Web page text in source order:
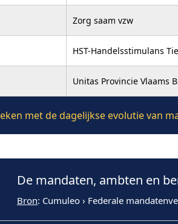
Zorg saam vzw
HST-Handelsstimulans
Unitas Provincie Vlaams
met de dagelijkse evolutie van
De mandaten, ambten en
Bron: Cumuleo › Federale